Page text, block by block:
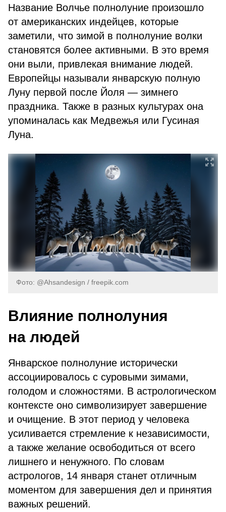
Название Волчье полнолуние произошло
от американских индейцев, которые
заметили, что зимой в полнолуние волки
становятся более активными. В это время
они выли, привлекая внимание людей.
Европейцы называли январскую полную
Луну первой после Йоля — зимнего
праздника. Также в разных культурах она
упоминалась как Медвежья или Гусиная
Луна.
Фото: @Ahsandesign / freepik.com
Влияние полнолуния
на людей
Январское полнолуние исторически
ассоциировалось с суровыми зимами,
голодом и сложностями. В астрологическом
контексте оно символизирует завершение
и очищение. В этот период у человека
усиливается стремление к независимости,
а также желание освободиться от всего
лишнего и ненужного. По словам
астрологов, 14 января станет отличным
моментом для завершения дел и принятия
важных решений.